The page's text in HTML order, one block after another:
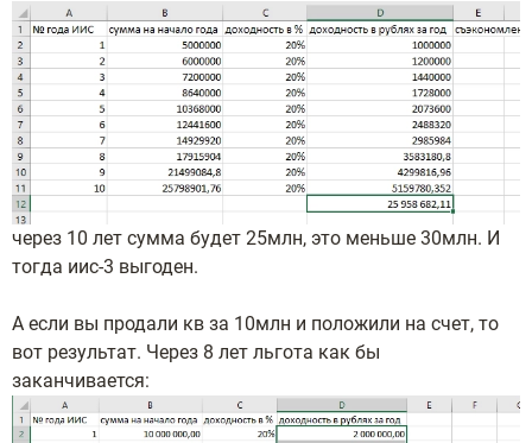
через 10 лет сумма будет 25млн, это меньше 30млн. И
тогда иис-3 выгоден.
А если вы продали кв за 10млн и положили на счет, то
вот результат. Через 8 лет льгота как бы
заканчивается: